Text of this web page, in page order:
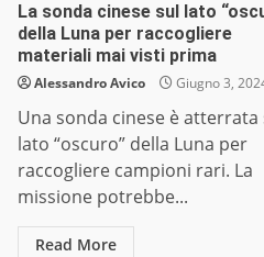
La sonda cinese sul lato
della Luna per raccogliere
materiali mai visti prima
Alessandro Avico Giugno 3,
Una sonda cinese è atterrata
lato “oscuro” della Luna per
raccogliere campioni rari. La
missione potrebbe...
Read More